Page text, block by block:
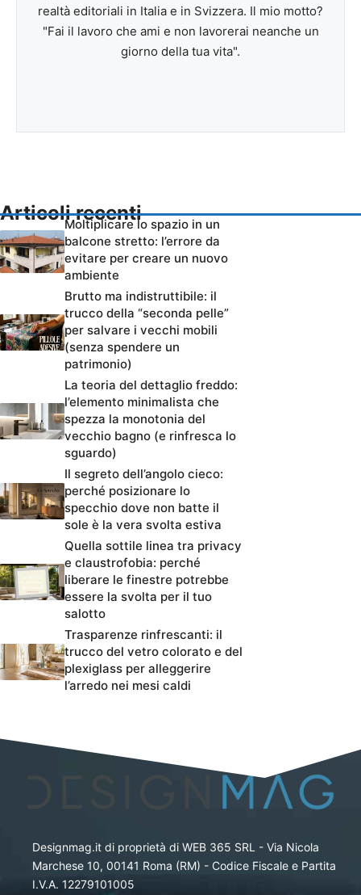
realtà editoriali in Italia e in Svizzera. Il mio motto?
"Fai il lavoro che ami e non lavorerai neanche un
giorno della tua vita".
Articoli recenti
Moltiplicare lo spazio in un
balcone stretto: l’errore da
evitare per creare un nuovo
ambiente
Brutto ma indistruttibile: il
trucco della “seconda pelle”
per salvare i vecchi mobili
(senza spendere un
patrimonio)
La teoria del dettaglio freddo:
l’elemento minimalista che
spezza la monotonia del
vecchio bagno (e rinfresca lo
sguardo)
Il segreto dell’angolo cieco:
perché posizionare lo
specchio dove non batte il
sole è la vera svolta estiva
Quella sottile linea tra privacy
e claustrofobia: perché
liberare le finestre potrebbe
essere la svolta per il tuo
salotto
Trasparenze rinfrescanti: il
trucco del vetro colorato e del
plexiglass per alleggerire
l’arredo nei mesi caldi
Designmag.it di proprietà di WEB 365 SRL - Via Nicola
Marchese 10, 00141 Roma (RM) - Codice Fiscale e Partita
I.V.A. 12279101005